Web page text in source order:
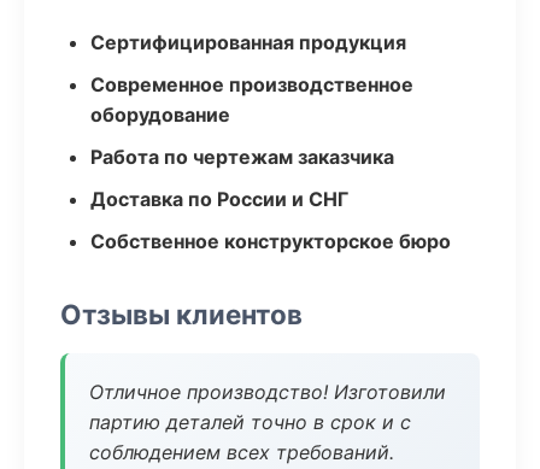
Сертифицированная продукция
Современное производственное
оборудование
Работа по чертежам заказчика
Доставка по России и СНГ
Собственное конструкторское бюро
Отзывы клиентов
Отличное производство! Изготовили
партию деталей точно в срок и с
соблюдением всех требований.